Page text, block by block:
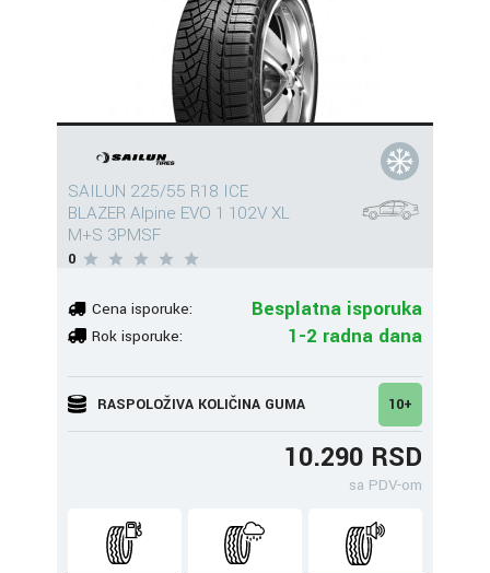
SAILUN 225/55 R18 ICE
BLAZER Alpine EVO 1 102V XL
M+S 3PMSF
0
Cena isporuke: Besplatna isporuka
Rok isporuke: 1-2 radna dana
RASPOLOŽIVA KOLIČINA GUMA 10+
10.290 RSD
sa PDV-om